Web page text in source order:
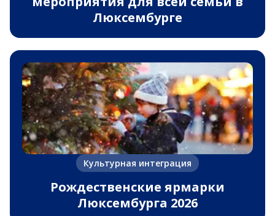
Люксембурге
Культурная интеграция
Рождественские ярмарки
Люксембурга 2026